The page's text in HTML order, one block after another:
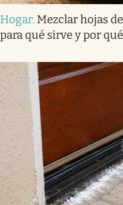
Hogar. Mezclar hojas
para qué sirve y por